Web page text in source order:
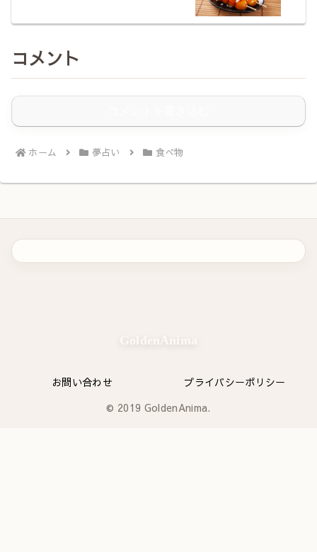
コメント
ホーム 夢占い 食べ物
お問い合わせ
プライバシーポリシー
© 2019 GoldenAnima.